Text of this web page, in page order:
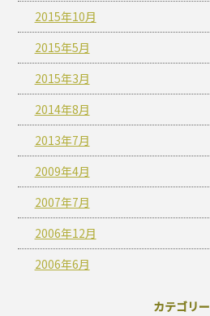
2015年10月
2015年5月
2015年3月
2014年8月
2013年7月
2009年4月
2007年7月
2006年12月
2006年6月
カテゴリー